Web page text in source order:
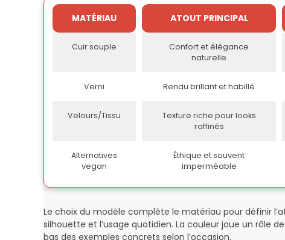
MATÉRIAU ATOUT PRINCIPAL
Cuir souple
Confort et élégance
naturelle
Verni Rendu brillant et habillé
Velours/Tissu
Texture riche pour looks
raffinés
Alternatives
vegan
Éthique et souvent
imperméable
Le choix du modèle complète le matériau pour définir
silhouette et l’usage quotidien. La couleur joue un rôle
bas des exemples concrets selon l’occasion.